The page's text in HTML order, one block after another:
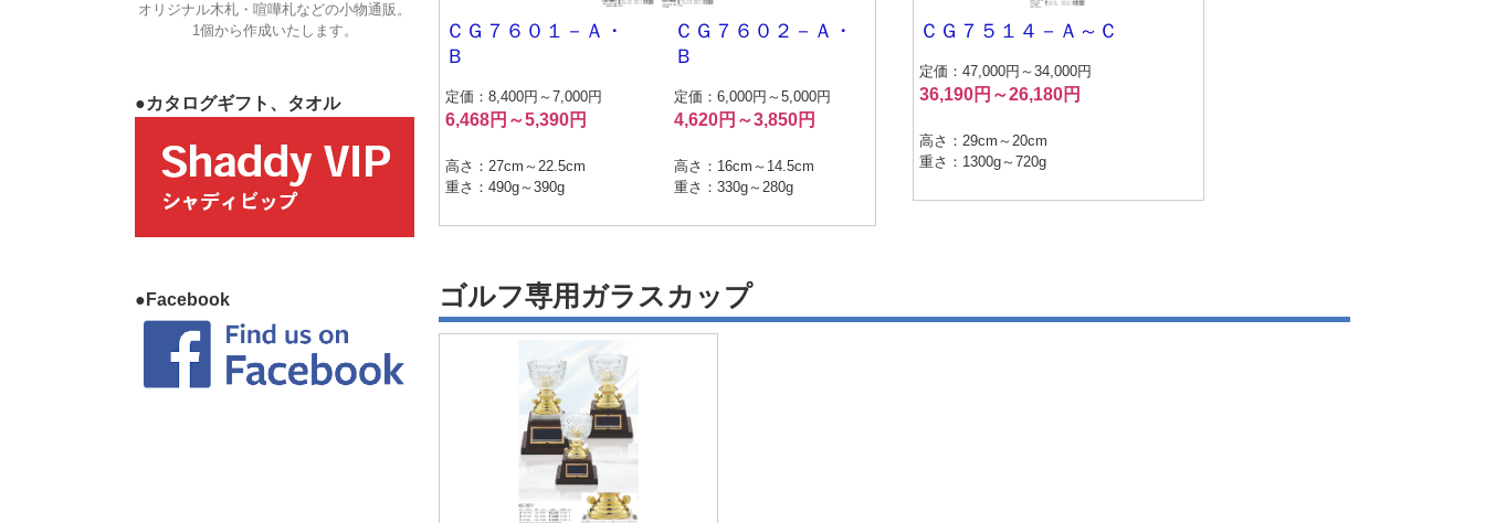
ＣＧ７６０１－Ａ・
Ｂ
定価：8,400円～7,000円
6,468円～5,390円
高さ：27cm～22.5cm
重さ：490g～390g
ＣＧ７６０２－Ａ・
Ｂ
定価：6,000円～5,000円
4,620円～3,850円
高さ：16cm～14.5cm
重さ：330g～280g
ＣＧ７５１４－Ａ～Ｃ
定価：47,000円～34,000円
36,190円～26,180円
高さ：29cm～20cm
重さ：1300g～720g
ゴルフ専用ガラスカップ
オリジナル木札・喧嘩札などの小物通販。
1個から作成いたします。
●カタログギフト、タオル
●Facebook